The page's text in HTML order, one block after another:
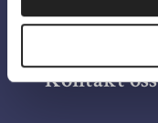
Bilder fra
Kontakt oss